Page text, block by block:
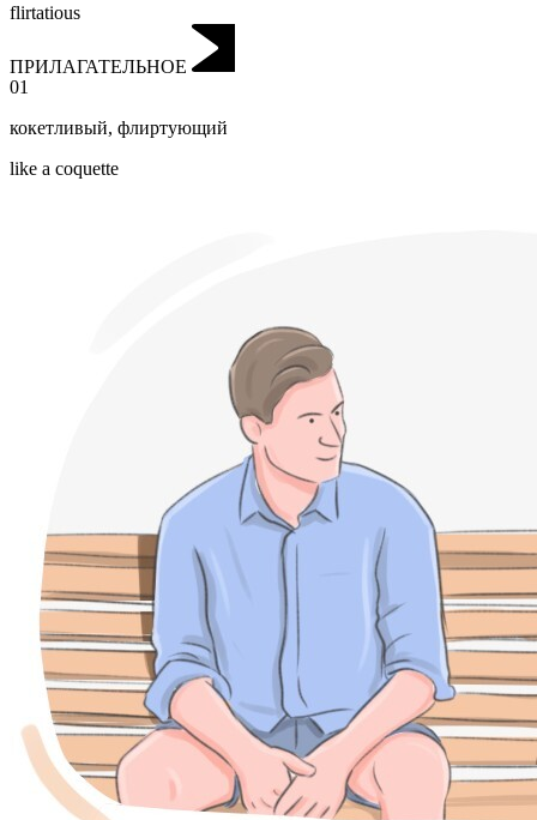
flirtatious
ПРИЛАГАТЕЛЬНОЕ
01
кокетливый, флиртующий
like a coquette